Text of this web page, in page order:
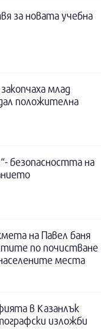
за новата учебна
млад
положителна
безопасността на
на Павел баня
по почистване
места
в Казанлък
изложби